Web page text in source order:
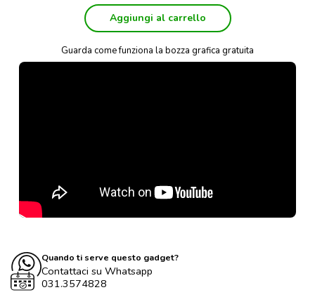
Aggiungi al carrello
Guarda come funziona la bozza grafica gratuita
Quando ti serve questo gadget?
Contattaci su Whatsapp
031.3574828